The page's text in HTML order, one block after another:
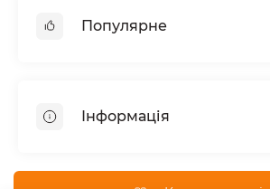
Популярне
Вологий корм для котів
Сухий корм для собак
Інформація